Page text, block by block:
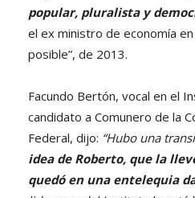
popular, pluralista y
el ex ministro de economía
posible”, de 2013.
Facundo Bertón, vocal en el
candidato a Comunero de la
Federal, dijo: “Hubo una
idea de Roberto, que la
quedó en una entelequia